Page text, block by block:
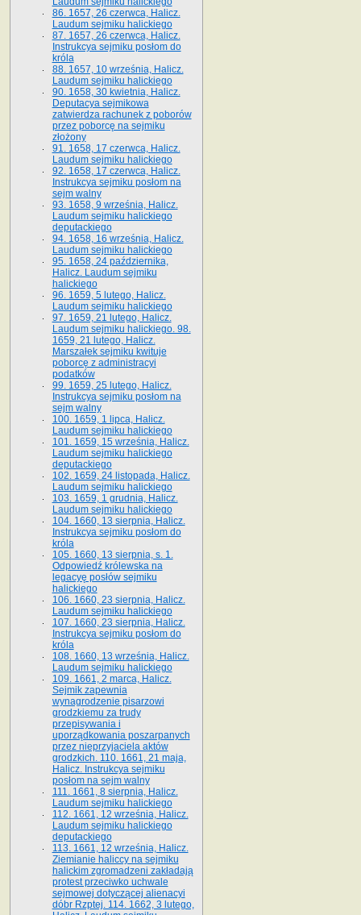
86. 1657, 26 czerwca, Halicz.
Laudum sejmiku halickiego
87. 1657, 26 czerwca, Halicz.
Instrukcya sejmiku posłom do
króla
88. 1657, 10 września, Halicz.
Laudum sejmiku halickiego
90. 1658, 30 kwietnia, Halicz.
Deputacya sejmikowa
zatwierdza rachunek z poborów
przez poborcę na sejmiku
złożony
91. 1658, 17 czerwca, Halicz.
Laudum sejmiku halickiego
92. 1658, 17 czerwca, Halicz.
Instrukcya sejmiku posłom na
sejm walny
93. 1658, 9 września, Halicz.
Laudum sejmiku halickiego
deputackiego
94. 1658, 16 września, Halicz.
Laudum sejmiku halickiego
95. 1658, 24 października,
Halicz. Laudum sejmiku
halickiego
96. 1659, 5 lutego, Halicz.
Laudum sejmiku halickiego
97. 1659, 21 lutego, Halicz.
Laudum sejmiku halickiego. 98.
1659, 21 lutego, Halicz.
Marszałek sejmiku kwituje
poborcę z administracyi
podatków
99. 1659, 25 lutego, Halicz.
Instrukcya sejmiku posłom na
sejm walny
100. 1659, 1 lipca, Halicz.
Laudum sejmiku halickiego
101. 1659, 15 września, Halicz.
Laudum sejmiku halickiego
deputackiego
102. 1659, 24 listopada, Halicz.
Laudum sejmiku halickiego
103. 1659, 1 grudnia, Halicz.
Laudum sejmiku halickiego
104. 1660, 13 sierpnia, Halicz.
Instrukcya sejmiku posłom do
króla
105. 1660, 13 sierpnia, s. 1.
Odpowiedź królewska na
legacyę posłów sejmiku
halickiego
106. 1660, 23 sierpnia, Halicz.
Laudum sejmiku halickiego
107. 1660, 23 sierpnia, Halicz.
Instrukcya sejmiku posłom do
króla
108. 1660, 13 września, Halicz.
Laudum sejmiku halickiego
109. 1661, 2 marca, Halicz.
Sejmik zapewnia
wynagrodzenie pisarzowi
grodzkiemu za trudy
przepisywania i
uporządkowania poszarpanych
przez nieprzyjaciela aktów
grodzkich. 110. 1661, 21 maja,
Halicz. Instrukcya sejmiku
posłom na sejm walny
111. 1661, 8 sierpnia, Halicz.
Laudum sejmiku halickiego
112. 1661, 12 września, Halicz.
Laudum sejmiku halickiego
deputackiego
113. 1661, 12 września, Halicz.
Ziemianie haliccy na sejmiku
halickim zgromadzeni zakładają
protest przeciwko uchwale
sejmowej dotyczącej alienacyi
dóbr Rzptej. 114. 1662, 3 lutego,